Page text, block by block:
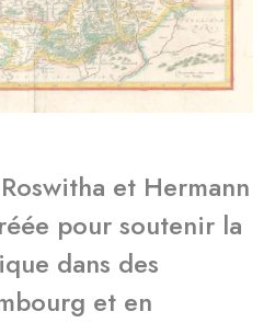
et Hermann
pour soutenir la
dans des
et en